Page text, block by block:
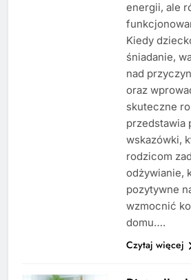
energii, ale
Kiedy
śniadanie,
nad
oraz
skuteczne
przedstawia
wskazówki,
rodzicom
odżywianie,
pozytywne
wzmocnić
domu….
Czytaj więcej